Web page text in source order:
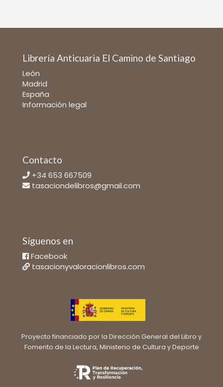
Librería Anticuaria El Camino de Santiago
León
Madrid
España
Información legal
Contacto
+34 653 667509
tasaciondelibros@gmail.com
Síguenos en
Facebook
tasacionyvaloracionlibros.com
Proyecto financiado por la Dirección General del Libro y
Fomento de la Lectura, Ministerio de Cultura y Deporte